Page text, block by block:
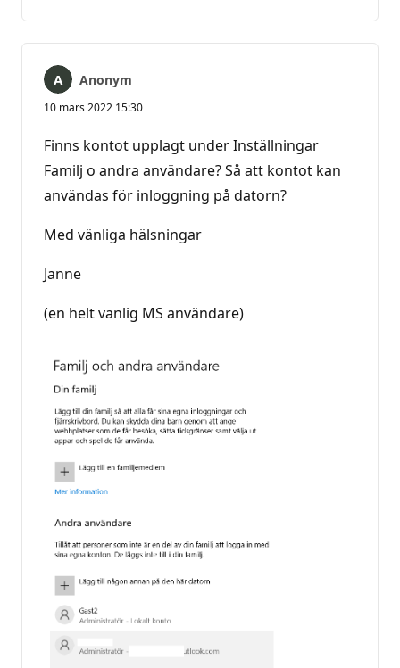
Anonym
10 mars 2022 15:30
Finns kontot upplagt under Inställningar
Familj o andra användare? Så att kontot kan
användas för inloggning på datorn?
Med vänliga hälsningar
Janne
(en helt vanlig MS användare)